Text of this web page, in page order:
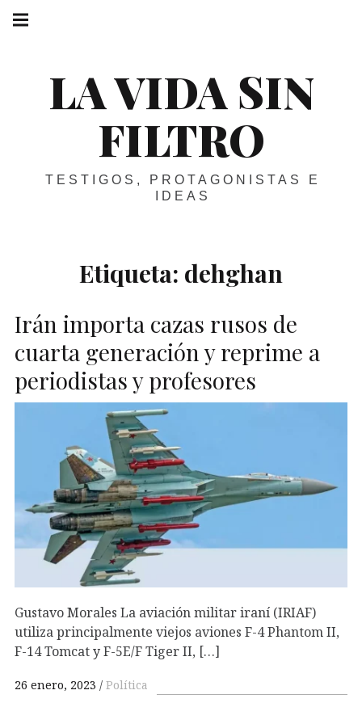
Skip
LA VIDA SIN
FILTRO
TESTIGOS, PROTAGONISTAS E
IDEAS
navigation
Etiqueta: dehghan
Irán importa cazas rusos de
cuarta generación y reprime a
periodistas y profesores
Gustavo Morales La aviación militar iraní (IRIAF)
utiliza principalmente viejos aviones F-4 Phantom II,
F-14 Tomcat y F-5E/F Tiger II, […]
26 enero, 2023 Política